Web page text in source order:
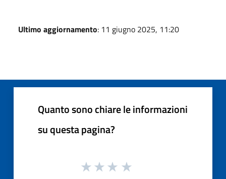
Ultimo aggiornamento: 11 giugno 2025, 11:20
Quanto sono chiare le informazioni
su questa pagina?